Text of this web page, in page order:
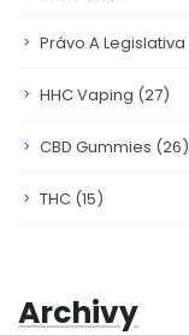
Právo A Legislativa
HHC Vaping (27)
CBD Gummies (26)
THC (15)
Archivy